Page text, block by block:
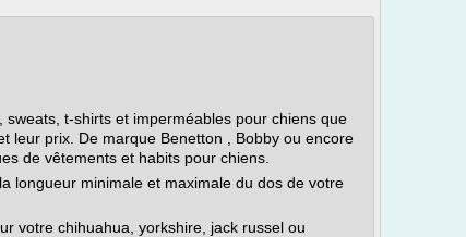
t-shirts et imperméables pour chiens que
leur prix. De marque Benetton , Bobby ou encore
de vêtements et habits pour chiens.
longueur minimale et maximale du dos de votre
votre chihuahua, yorkshire, jack russel ou